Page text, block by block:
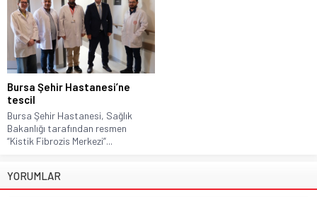
Bursa Şehir Hastanesi’ne
tescil
Bursa Şehir Hastanesi, Sağlık
Bakanlığı tarafından resmen
“Kistik Fibrozis Merkezi”...
YORUMLAR